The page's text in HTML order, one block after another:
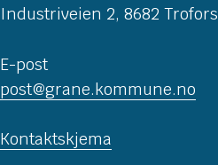
Industriveien 2, 8682 Trofors
E-post
post@grane.kommune.no
Kontaktskjema